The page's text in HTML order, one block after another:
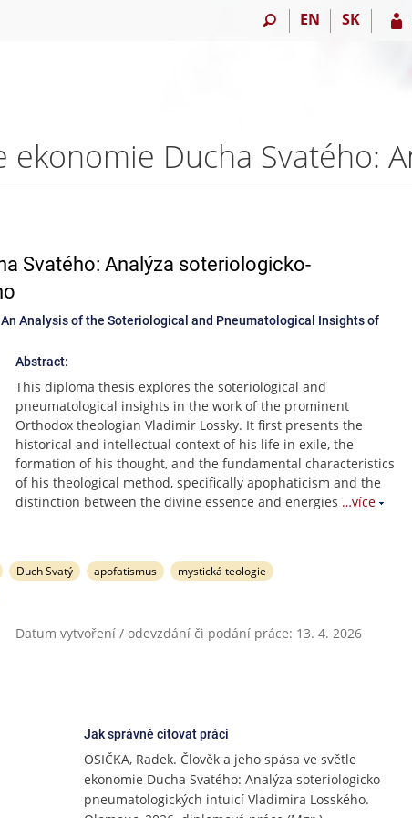
EN SK
Svatého: Analýza soteriologicko-
Analysis of the Soteriological and Pneumatological Insights of
Abstract:
This diploma thesis explores the soteriological and
pneumatological insights in the work of the prominent
Orthodox theologian Vladimir Lossky. It first presents the
historical and intellectual context of his life in exile, the
formation of his thought, and the fundamental characteristics
of his theological method, specifically apophaticism and the
distinction between the divine essence and energies …více
Duch Svatý apofatismus
mystická teologie
Datum vytvoření / odevzdání či podání práce: 13. 4. 2026
Jak správně citovat práci
OSIČKA, Radek. Člověk a jeho spása ve světle
ekonomie Ducha Svatého: Analýza soteriologicko-
pneumatologických intuicí Vladimira Losského.